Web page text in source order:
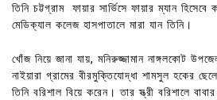
তিনি চট্টগ্রাম ফায়ার সার্ভিসে ফায়ার ম্যান
মেডিক্যাল কলেজ হাসপাতালে মারা যান তিনি।
খোঁজ নিয়ে জানা যায়, মনিরুজ্জামান নাঙ্গলকোট
নাইয়ারা গ্রামের বীরমুক্তিযোদ্ধা শামসুল হকের
তিনি বরিশাল বিয়ে করেন। তার স্ত্রী বরিশালে